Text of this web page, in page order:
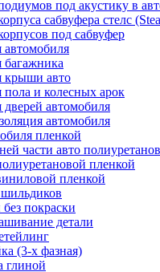
под акустику в
сабвуфера стелс
под сабвуфер
крыши авто
и колесных арок
автомобиля
автомобиля
пленкой
части авто
пленкой
пленкой
покраски
детали
(3-х фазная)
глиной